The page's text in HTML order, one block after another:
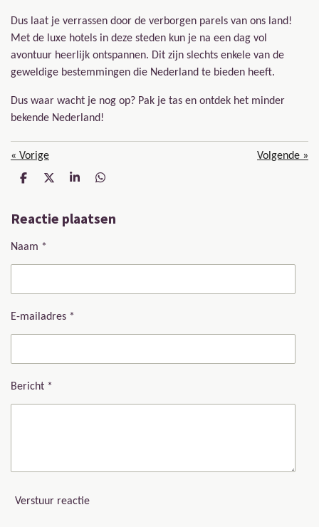
Dus laat je verrassen door de verborgen parels van ons land!
Met de luxe hotels in deze steden kun je na een dag vol
avontuur heerlijk ontspannen. Dit zijn slechts enkele van de
geweldige bestemmingen die Nederland te bieden heeft.
Dus waar wacht je nog op? Pak je tas en ontdek het minder
bekende Nederland!
« Vorige Volgende »
D
e
n
D
l
S
r
e
D
e
n
Reactie plaatsen
Naam *
E-mailadres *
Bericht *
Verstuur reactie